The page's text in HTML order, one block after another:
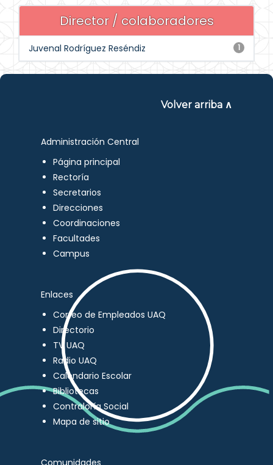
Director / colaboradores
1
Juvenal Rodríguez Reséndiz
Volver arriba ∧
Administración Central
Página principal
Rectoría
Secretarios
Direcciones
Coordinaciones
Facultades
Campus
Enlaces
Correo de Empleados UAQ
Directorio
TV UAQ
Radio UAQ
Calendario Escolar
Bibliotecas
Contraloría Social
Mapa de sitio
Comunidades